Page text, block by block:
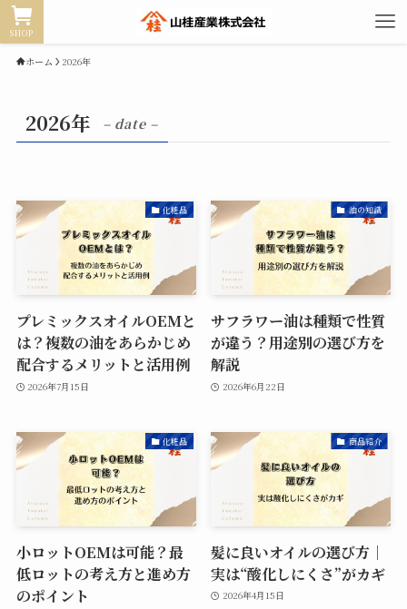
SHOP
ホーム 2026年
2026年 – date –
化粧品
プレミックスオイルOEMと
は？複数の油をあらかじめ
配合するメリットと活用例
2026年7月15日
油の知識
サフラワー油は種類で性質
が違う？用途別の選び方を
解説
2026年6月22日
化粧品
小ロットOEMは可能？最
低ロットの考え方と進め方
のポイント
商品紹介
髪に良いオイルの選び方｜
実は“酸化しにくさ”がカギ
2026年4月15日